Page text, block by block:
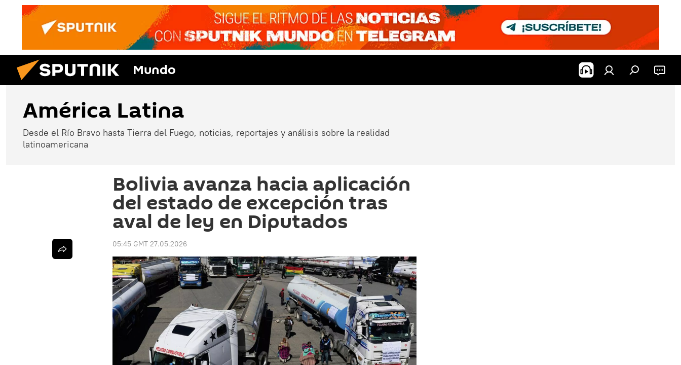
Mundo
América Latina
Desde el Río Bravo hasta Tierra del Fuego, noticias, reportajes y análisis sobre la realidad
latinoamericana
Bolivia avanza hacia aplicación
del estado de excepción tras
aval de ley en Diputados
05:45 GMT 27.05.2026